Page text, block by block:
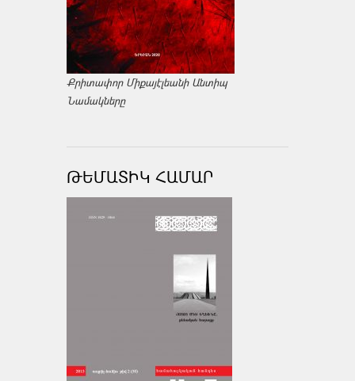
Քրիտափոր Միքայէլեանի Անտիպ
Նամակները
ԹԵՄԱՏԻԿ ՀԱՄԱՐ